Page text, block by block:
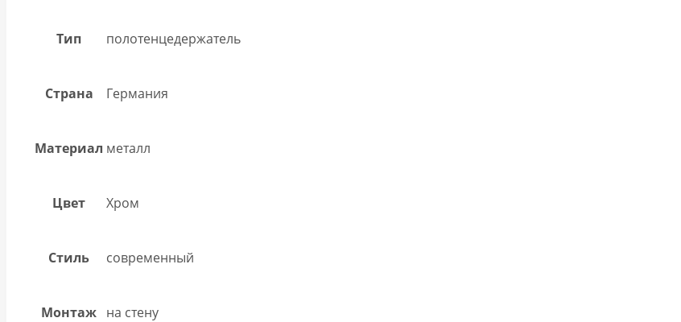
Тип полотенцедержатель
Страна Германия
Материал металл
Цвет Хром
Стиль современный
Монтаж на стену